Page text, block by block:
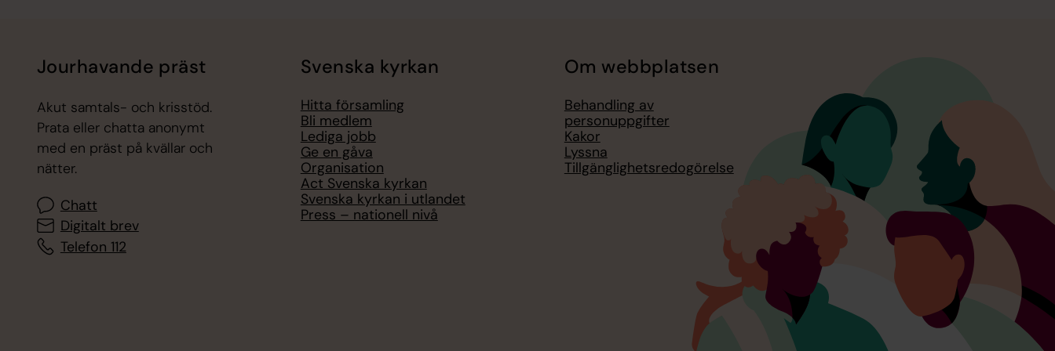
Jourhavande präst
Akut samtals- och krisstöd.
Prata eller chatta anonymt
med en präst på kvällar och
nätter.
Chatt
Digitalt brev
Telefon 112
Svenska kyrkan
Hitta församling
Bli medlem
Lediga jobb
Ge en gåva
Organisation
Act Svenska kyrkan
Svenska kyrkan i utlandet
Press – nationell nivå
Om webbplatsen
Behandling av
personuppgifter
Kakor
Lyssna
Tillgänglighetsredogörelse